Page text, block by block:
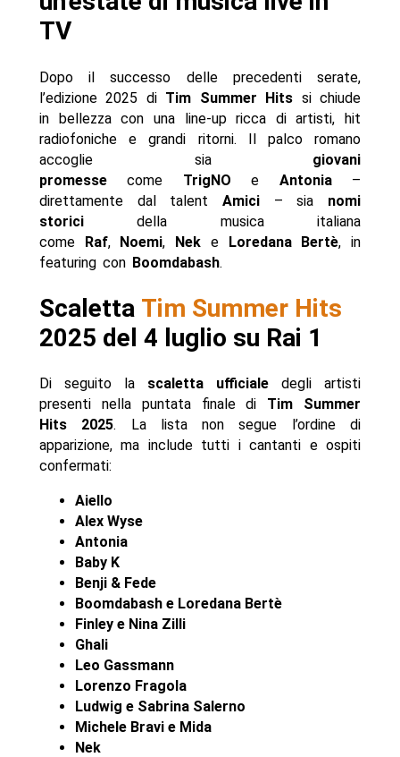
TV
Dopo il successo delle precedenti serate,
l’edizione 2025 di Tim Summer Hits si chiude
in bellezza con una line-up ricca di artisti, hit
radiofoniche e grandi ritorni. Il palco romano
accoglie sia giovani
promessecome TrigNO e Antonia–
direttamente dal talent Amici – sia nomi
storicidella musica italiana
come Raf, Noemi, Nek e Loredana Bertè, in
featuring con Boomdabash.
Scaletta Tim Summer Hits
2025 del 4 luglio su Rai 1
Di seguito la scaletta ufficiale degli artisti
presenti nella puntata finale di Tim Summer
Hits 2025. La lista non segue l’ordine di
apparizione, ma include tutti i cantanti e ospiti
confermati:
Aiello
Alex Wyse
Antonia
Baby K
Benji & Fede
Boomdabash e Loredana Bertè
Finley e Nina Zilli
Ghali
Leo Gassmann
Lorenzo Fragola
Ludwig e Sabrina Salerno
Michele Bravi e Mida
Nek